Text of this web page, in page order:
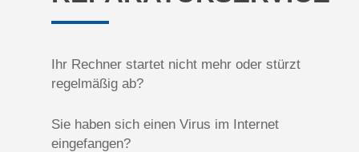
Ihr Rechner startet nicht mehr oder stürzt
regelmäßig ab?
Sie haben sich einen Virus im Internet
eingefangen?